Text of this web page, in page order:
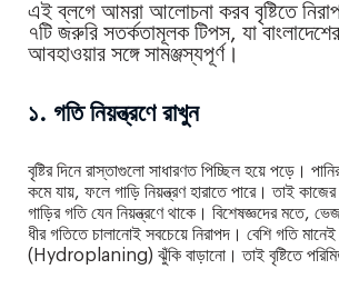
এই ব্লগে আমরা আলোচনা করব বৃষ্টিতে
৭টি জরুরি সতর্কতামূলক টিপস, যা
আবহাওয়ার সঙ্গে সামঞ্জস্যপূর্ণ।
১. গতি নিয়ন্ত্রণে রাখুন
বৃষ্টির দিনে রাস্তাগুলো সাধারণত পিচ্ছিল হয়ে পড়ে।
কমে যায়, ফলে গাড়ি নিয়ন্ত্রণ হারাতে পারে। তাই
গাড়ির গতি যেন নিয়ন্ত্রণে থাকে। বিশেষজ্ঞদের মতে,
ধীর গতিতে চালানোই সবচেয়ে নিরাপদ। বেশি গতি মানেই
(Hydroplaning) ঝুঁকি বাড়ানো। তাই বৃষ্টিতে